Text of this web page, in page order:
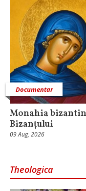
Documentar
Monahia
Bizanțului
09 Aug, 2026
Theologica